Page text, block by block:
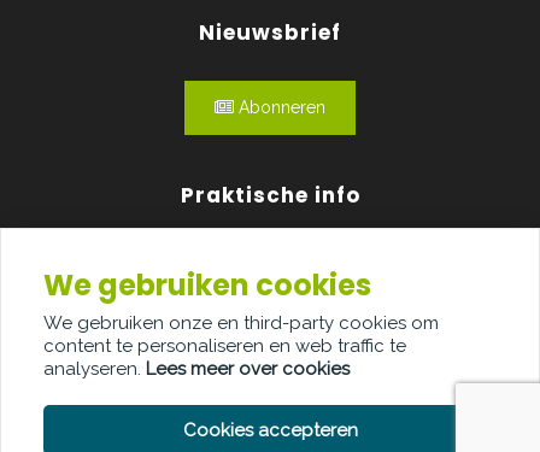
Nieuwsbrief
Abonneren
Praktische info
Over ons
Adverteren
Contact
We gebruiken cookies
We gebruiken onze en third-party cookies om
content te personaliseren en web traffic te
analyseren. Lees meer over cookies
Cookies accepteren